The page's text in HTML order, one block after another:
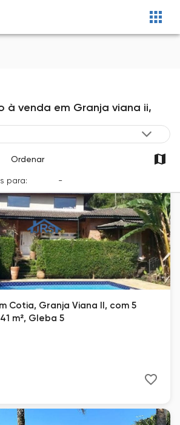
à venda em Granja viana ii,
Ordenar
para: -
Cotia, Granja Viana II, com 5
m², Gleba 5